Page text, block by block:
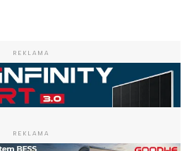
REKLAMA
REKLAMA